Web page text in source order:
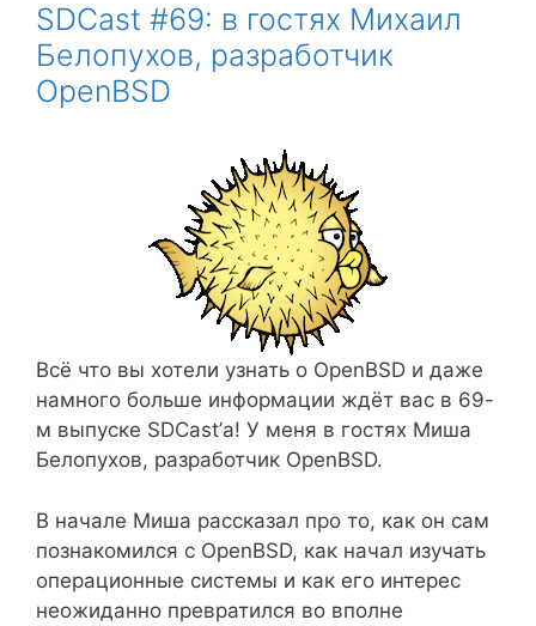
SDCast #69: в гостях Михаил
Белопухов, разработчик
OpenBSD
Всё что вы хотели узнать о OpenBSD и даже
намного больше информации ждёт вас в 69-
м выпуске SDCast’а! У меня в гостях Миша
Белопухов, разработчик OpenBSD.
В начале Миша рассказал про то, как он сам
познакомился с OpenBSD, как начал изучать
операционные системы и как его интерес
неожиданно превратился во вполне